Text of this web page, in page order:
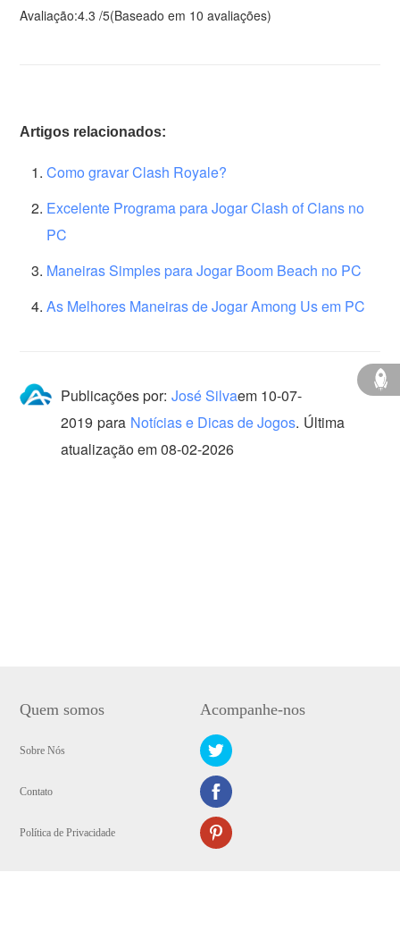
Avaliação:4.3 /5(Baseado em 10 avaliações)
Artigos relacionados:
Como gravar Clash Royale?
Excelente Programa para Jogar Clash of Clans no
PC
Maneiras Simples para Jogar Boom Beach no PC
As Melhores Maneiras de Jogar Among Us em PC
Publicações por: José Silvaem 10-07-
2019 para Notícias e Dicas de Jogos. Última
atualização em 08-02-2026
Quem somos
Sobre Nós
Contato
Política de Privacidade
Acompanhe-nos